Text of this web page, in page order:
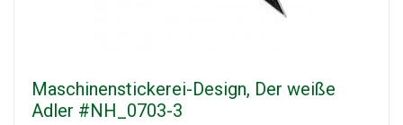
Maschinenstickerei-Design, Der weiße
Adler #NH_0703-3